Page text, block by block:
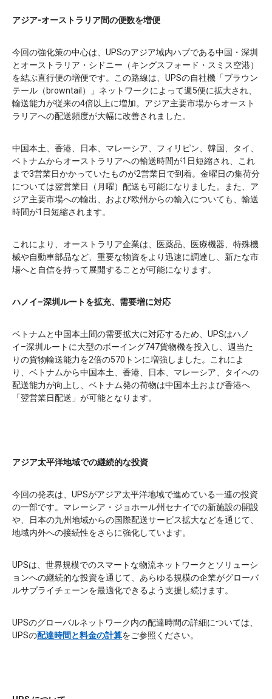
アジア-オーストラリア間の便数を増便
今回の強化策の中心は、UPSのアジア域内ハブである中国・深圳
とオーストラリア・シドニー（キングスフォード・スミス空港）
を結ぶ直行便の増便です。この路線は、UPSの自社機「ブラウン
テール（browntail）」ネットワークによって週5便に拡大され、
輸送能力が従来の4倍以上に増加。アジア主要市場からオースト
ラリアへの配送頻度が大幅に改善されました。
中国本土、香港、日本、マレーシア、フィリピン、韓国、タイ、
ベトナムからオーストラリアへの輸送時間が1日短縮され、これ
まで3営業日かかっていたものが2営業日で到着。金曜日の集荷分
については翌営業日（月曜）配送も可能になりました。また、ア
ジア主要市場への輸出、および欧州からの輸入についても、輸送
時間が1日短縮されます。
これにより、オーストラリア企業は、医薬品、医療機器、特殊機
械や自動車部品など、重要な物資をより迅速に調達し、新たな市
場へと自信を持って展開することが可能になります。
ハノイ–深圳ルートを拡充、需要増に対応
ベトナムと中国本土間の需要拡大に対応するため、UPSはハノ
イ–深圳ルートに大型のボーイング747貨物機を投入し、週当た
りの貨物輸送能力を2倍の570トンに増強しました。これによ
り、ベトナムから中国本土、香港、日本、マレーシア、タイへの
配送能力が向上し、ベトナム発の荷物は中国本土および香港へ
「翌営業日配送」が可能となります。
アジア太平洋地域での継続的な投資
今回の発表は、UPSがアジア太平洋地域で進めている一連の投資
の一部です。マレーシア・ジョホール州セナイでの新施設の開設
や、日本の九州地域からの国際配送サービス拡大などを通じて、
地域内外への接続性をさらに強化しています。
UPSは、世界規模でのスマートな物流ネットワークとソリューシ
ョンへの継続的な投資を通じて、あらゆる規模の企業がグローバ
ルサプライチェーンを最適化できるよう支援し続けます。
UPSのグローバルネットワーク内の配達時間の詳細については、
UPSの配達時間と料金の計算をご参照ください。